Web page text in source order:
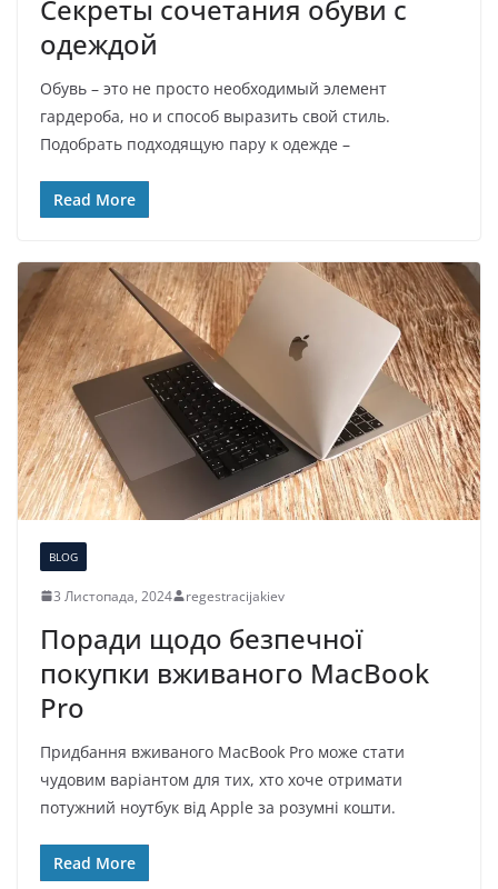
Секреты сочетания обуви с
одеждой
Обувь – это не просто необходимый элемент
гардероба, но и способ выразить свой стиль.
Подобрать подходящую пару к одежде –
Read More
BLOG
3 Листопада, 2024 regestracijakiev
Поради щодо безпечної
покупки вживаного MacBook
Pro
Придбання вживаного MacBook Pro може стати
чудовим варіантом для тих, хто хоче отримати
потужний ноутбук від Apple за розумні кошти.
Read More